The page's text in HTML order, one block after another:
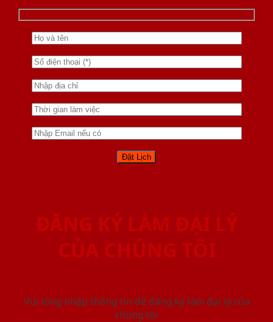
ĐĂNG KÝ LÀM ĐẠI LÝ
CỦA CHÚNG TÔI
Vui lòng nhập thông tin để đăng ký làm đại lý của
chúng tôi